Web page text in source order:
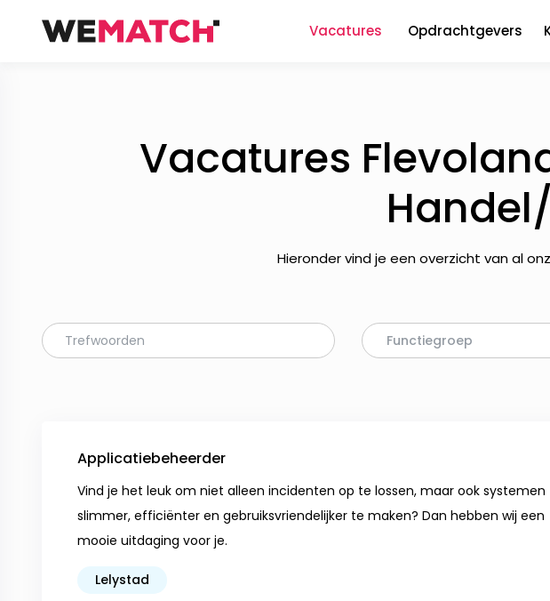
Vacatures Opdrachtgevers
Vacatures
Hieronder vind je een overzicht van al
Functiegroep
Applicatiebeheerder
Vind je het leuk om niet alleen incidenten op te lossen, maar ook systemen
slimmer, efficiënter en gebruiksvriendelijker te maken? Dan hebben wij een
mooie uitdaging voor je.
Lelystad